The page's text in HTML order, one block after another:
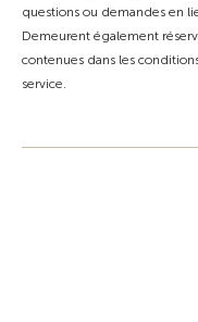
questions ou demandes en
Demeurent également
contenues dans les
service.